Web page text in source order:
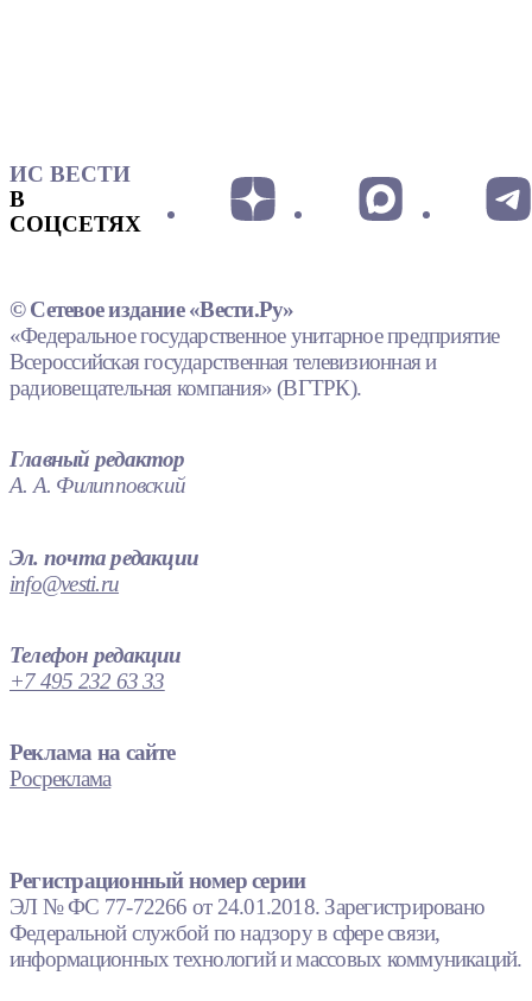
ИС ВЕСТИ
В
СОЦСЕТЯХ
© Сетевое издание «Вести.Ру»
«Федеральное государственное унитарное предприятие
Всероссийская государственная телевизионная и
радиовещательная компания» (ВГТРК).
Главный редактор
А. А. Филипповский
Эл. почта редакции
info@vesti.ru
Телефон редакции
+7 495 232 63 33
Реклама на сайте
Росреклама
Регистрационный номер серии
ЭЛ № ФС 77-72266 от 24.01.2018. Зарегистрировано
Федеральной службой по надзору в сфере связи,
информационных технологий и массовых коммуникаций.